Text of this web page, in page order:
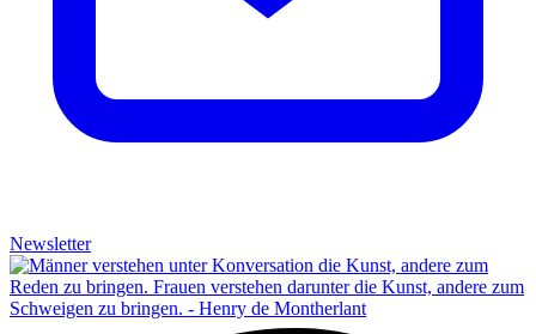
Newsletter